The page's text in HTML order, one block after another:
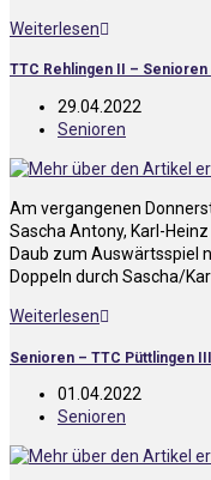
Weiterlesen
TTC Rehlingen II – Senioren
29.04.2022
Senioren
Am vergangenen
Sascha Antony, Karl-
Daub zum Auswärtsspiel
Doppeln durch Sascha/
Weiterlesen
Senioren – TTC Püttlingen
01.04.2022
Senioren